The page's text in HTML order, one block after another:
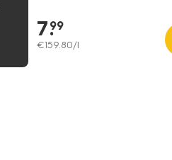
7.
99
€159.80/l